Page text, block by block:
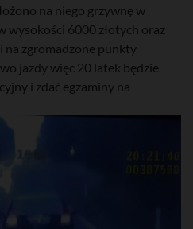
na niego grzywnę w
wysokości 6000 złotych oraz
na zgromadzone punkty
jazdy więc 20 latek będzie
i zdać egzaminy na